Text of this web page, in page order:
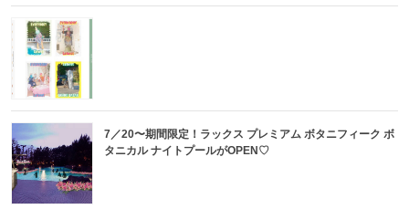
7／20〜期間限定！ラックス プレミアム ボタニフィーク ボ
タニカル ナイトプールがOPEN♡